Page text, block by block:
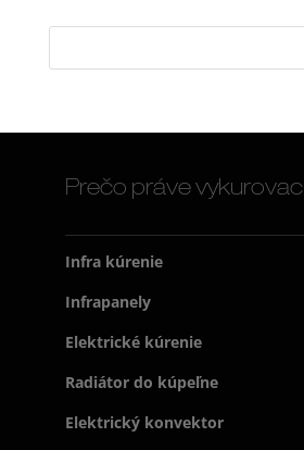
Prečo práve
Infra kúrenie
Infrapanely
Elektrické kúrenie
Radiátor do kúpeľne
Elektrický konvektor